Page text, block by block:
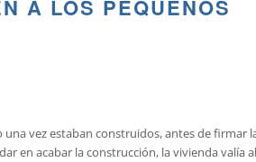
A LOS PEQUEÑOS
vez estaban construidos, antes de firmar
en acabar la construcción, la vivienda valía al